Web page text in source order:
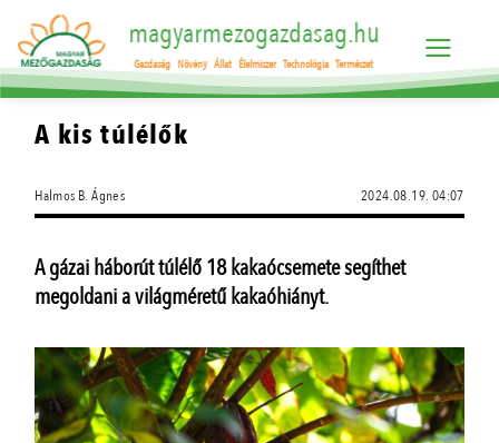
magyarmezogazdasag.hu
Gazdaság Növény Állat Élelmiszer Technológia Természet
A kis túlélők
Halmos B. Ágnes 2024.08.19. 04:07
A gázai háborút túlélő 18 kakaócsemete segíthet
megoldani a világméretű kakaóhiányt.